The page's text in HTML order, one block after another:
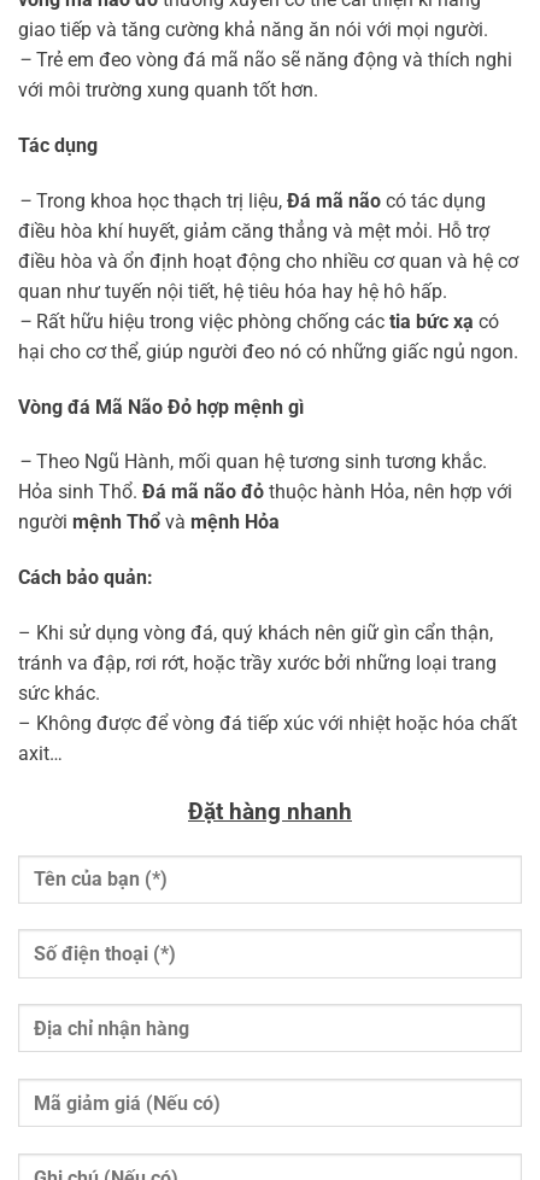
giao tiếp và tăng cường khả năng ăn nói với mọi người.
– Trẻ em đeo vòng đá mã não sẽ năng động và thích nghi
với môi trường xung quanh tốt hơn.
Tác dụng
– Trong khoa học thạch trị liệu, Đá mã não có tác dụng
điều hòa khí huyết, giảm căng thẳng và mệt mỏi. Hỗ trợ
điều hòa và ổn định hoạt động cho nhiều cơ quan và hệ cơ
quan như tuyến nội tiết, hệ tiêu hóa hay hệ hô hấp.
– Rất hữu hiệu trong việc phòng chống các tia bức xạ có
hại cho cơ thể, giúp người đeo nó có những giấc ngủ ngon.
Vòng đá Mã Não Đỏ hợp mệnh gì
– Theo Ngũ Hành, mối quan hệ tương sinh tương khắc.
Hỏa sinh Thổ. Đá mã não đỏ thuộc hành Hỏa, nên hợp với
người mệnh Thổ và mệnh Hỏa
Cách bảo quản:
– Khi sử dụng vòng đá, quý khách nên giữ gìn cẩn thận,
tránh va đập, rơi rớt, hoặc trầy xước bởi những loại trang
sức khác.
– Không được để vòng đá tiếp xúc với nhiệt hoặc hóa chất
axit…
Đặt hàng nhanh